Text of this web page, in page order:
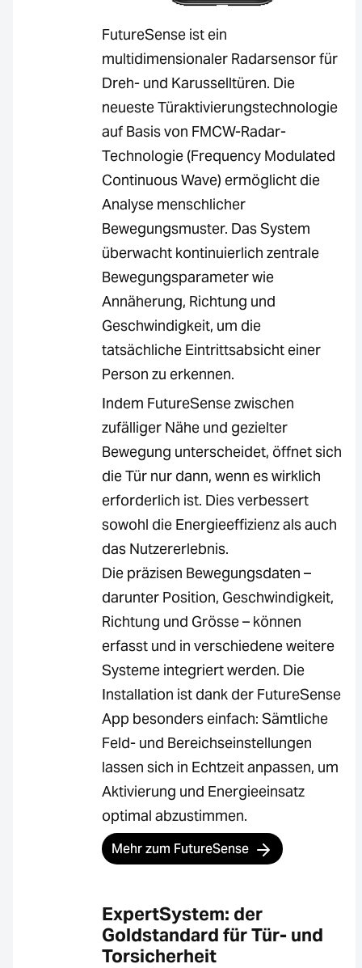
FutureSense ist ein
multidimensionaler Radarsensor für
Dreh- und Karusselltüren. Die
neueste Türaktivierungstechnologie
auf Basis von FMCW-Radar-
Technologie (Frequency Modulated
Continuous Wave) ermöglicht die
Analyse menschlicher
Bewegungsmuster. Das System
überwacht kontinuierlich zentrale
Bewegungsparameter wie
Annäherung, Richtung und
Geschwindigkeit, um die
tatsächliche Eintrittsabsicht einer
Person zu erkennen.
Indem FutureSense zwischen
zufälliger Nähe und gezielter
Bewegung unterscheidet, öffnet sich
die Tür nur dann, wenn es wirklich
erforderlich ist. Dies verbessert
sowohl die Energieeffizienz als auch
das Nutzererlebnis.
Die präzisen Bewegungsdaten –
darunter Position, Geschwindigkeit,
Richtung und Grösse – können
erfasst und in verschiedene weitere
Systeme integriert werden. Die
Installation ist dank der FutureSense
App besonders einfach: Sämtliche
Feld- und Bereichseinstellungen
lassen sich in Echtzeit anpassen, um
Aktivierung und Energieeinsatz
optimal abzustimmen.
Mehr zum FutureSense
ExpertSystem: der
Goldstandard für Tür- und
Torsicherheit